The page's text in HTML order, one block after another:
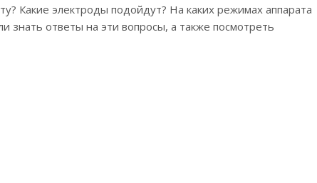
Какие электроды подойдут? На каких режимах аппарата
знать ответы на эти вопросы, а также посмотреть